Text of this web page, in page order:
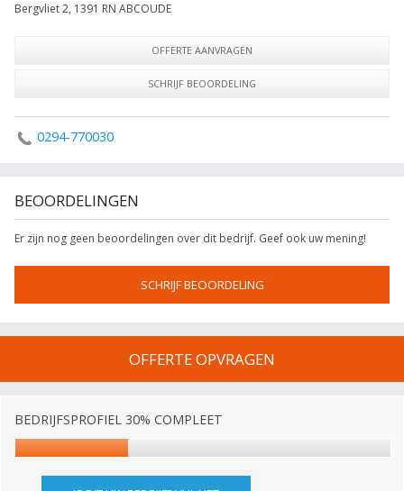
Bergvliet 2, 1391 RN ABCOUDE
OFFERTE AANVRAGEN
SCHRIJF BEOORDELING
0294-770030
BEOORDELINGEN
Er zijn nog geen beoordelingen over dit bedrijf. Geef ook uw mening!
SCHRIJF BEOORDELING
OFFERTE OPVRAGEN
BEDRIJFSPROFIEL 30% COMPLEET